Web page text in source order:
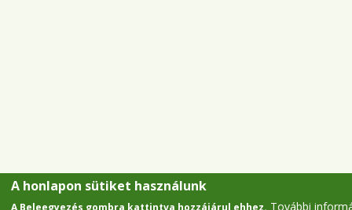
A honlapon sütiket használunk
A Beleegyezés gombra kattintva hozzájárul ehhez. További